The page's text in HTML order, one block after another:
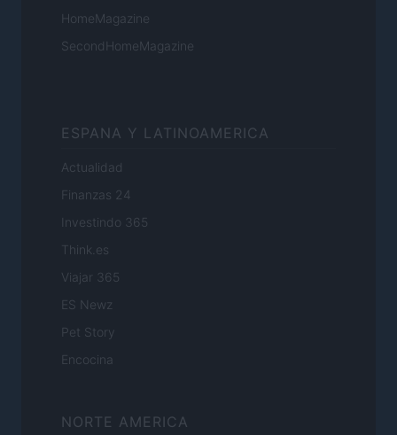
HomeMagazine
SecondHomeMagazine
ESPANA Y LATINOAMERICA
Actualidad
Finanzas 24
Investindo 365
Think.es
Viajar 365
ES Newz
Pet Story
Encocina
NORTE AMERICA